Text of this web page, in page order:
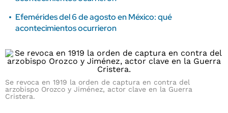
Efemérides del 6 de agosto en México: qué
acontecimientos ocurrieron
Se revoca en 1919 la orden de captura en contra del
arzobispo Orozco y Jiménez, actor clave en la Guerra
Cristera.